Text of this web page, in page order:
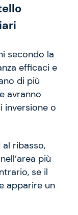
secondo la
efficaci e
di più
avranno
inversione o
al ribasso,
più
se il
apparire un